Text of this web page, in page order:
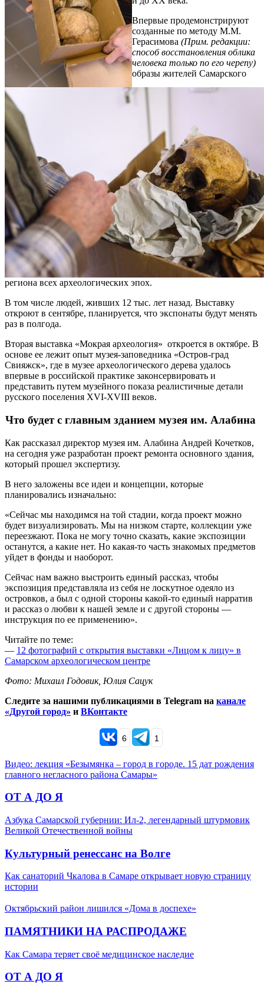
Впервые продемонстрируют
созданные по методу М.М.
Герасимова (Прим. редакции:
способ восстановления облика
человека только по его черепу)
образы жителей Самарского
региона всех археологических эпох.
В том числе людей, живших 12 тыс. лет назад. Выставку
откроют в сентябре, планируется, что экспонаты будут менять
раз в полгода.
Вторая выставка «Мокрая археология» откроется в октябре. В
основе ее лежит опыт музея-заповедника «Остров-град
Свияжск», где в музее археологического дерева удалось
впервые в российской практике законсервировать и
представить путем музейного показа реалистичные детали
русского поселения XVI-XVIII веков.
Что будет с главным зданием музея им. Алабина
Как рассказал директор музея им. Алабина Андрей Кочетков,
на сегодня уже разработан проект ремонта основного здания,
который прошел экспертизу.
В него заложены все идеи и концепции, которые
планировались изначально:
«Сейчас мы находимся на той стадии, когда проект можно
будет визуализировать. Мы на низком старте, коллекции уже
переезжают. Пока не могу точно сказать, какие экспозиции
останутся, а какие нет. Но какая-то часть знакомых предметов
уйдет в фонды и наоборот.
Сейчас нам важно выстроить единый рассказ, чтобы
экспозиция представляла из себя не лоскутное одеяло из
островков, а был с одной стороны какой-то единый нарратив
и рассказ о любви к нашей земле и с другой стороны —
инструкция по ее применению».
Читайте по теме:
— 12 фотографий с открытия выставки «Лицом к лицу» в
Самарском археологическом центре
Фото: Михаил Годовик, Юлия Сацук
Следите за нашими публикациями в Telegram на канале
«Другой город» и ВКонтакте
6 1
Видео: лекция «Безымянка – город в городе. 15 дат рождения
главного негласного района Самары»
ОТ А ДО Я
Азбука Самарской губернии: Ил-2, легендарный штурмовик
Великой Отечественной войны
Культурный ренессанс на Волге
Как санаторий Чкалова в Самаре открывает новую страницу
истории
Октябрьский район лишился «Дома в доспехе»
ПАМЯТНИКИ НА РАСПРОДАЖЕ
Как Самара теряет своё медицинское наследие
ОТ А ДО Я